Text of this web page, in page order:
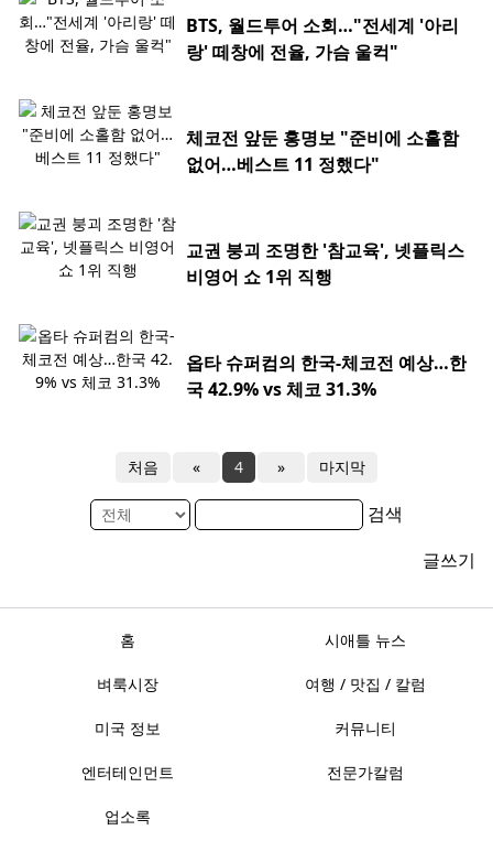
BTS, 월드투어 소회…"전세계 '아리
랑' 떼창에 전율, 가슴 울컥"
체코전 앞둔 홍명보 "준비에 소홀함
없어…베스트 11 정했다"
교권 붕괴 조명한 '참교육', 넷플릭스
비영어 쇼 1위 직행
옵타 슈퍼컴의 한국-체코전 예상…한
국 42.9% vs 체코 31.3%
처음 « 4 » 마지막
검색
글쓰기
홈 시애틀 뉴스
벼룩시장 여행 / 맛집 / 칼럼
미국 정보 커뮤니티
엔터테인먼트 전문가칼럼
업소록